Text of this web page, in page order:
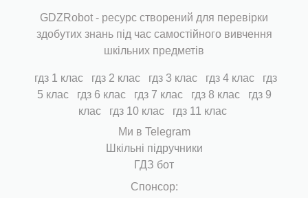
GDZRobot - ресурс створений для перевірки
здобутих знань під час самостійного вивчення
шкільних предметів
гдз 1 клас гдз 2 клас гдз 3 клас гдз 4 клас
гдз
5 клас
гдз 6 клас гдз 7 клас гдз 8 клас
гдз 9
клас
гдз 10 клас
гдз 11 клас
Ми в Telegram
Шкільні підручники
ГДЗ бот
Cпонсор: